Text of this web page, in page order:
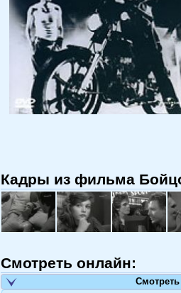
Кадры из фильма
Смотреть онлайн: